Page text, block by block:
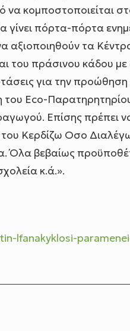
να κομποστοποιείται
πόρτα-πόρτα
αξιοποιηθούν τα
του πράσινου κάδου
για την
Eco-
Επίσης πρέπει
Κερδίζω Οσο
Όλα βεβαίως
κ.ά.».
lfanakyklosi-